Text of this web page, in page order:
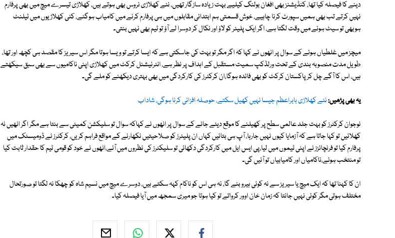
دینے کا فیصلہ کیا تھا، کنڈیشنز بھی افغان بولنگ کیلیے بہت زیادہ سازگار تھیں، نئے کھلاڑی نروس بھی ہوتے ہیں، کھلاڑی تیسرے میچ میں بھی پرفارم
نہیں کرتے تب بھی ہمیں سپورٹ کرنا چاہیے، خوش قسمتی ہم ابتدائی مقابلوں میں ہی پرفارم کرنے میں کامیاب ہوگئے، کئی کھلاڑیوں میں ٹیلنٹ
ہوبھی تو سیٹ ہونے میں وقت لگتا ہے، اگر ایک پلیئر کو لاؤ اور نکال کر دوسرا لے آؤ تو ٹیم بھی نہیں بنتی۔
میچز میں غلطیاں ہونے کے سوال پر انھوں نے کہا کہ اگر مگر تو بہت کی جاسکتی ہے کہ ایسا کرتے تو ویسا ہوتا مگر اس سیریز کا مقصد ہی کچھ اور تھا،
طویل مدت منصوبہ بندی کے تحت ورلڈکپ سمیت مستقبل کے اہداف پر نظر ہے، انٹرنیشنل کرکٹ میں کھلاڑی اپنی ناکامیوں سے بھی سبق سیکھتے
ہیں، اس کا آگے چل کر پاکستان کرکٹ کو بھی فائدہ ہوگا،ان کرکٹرز کی کارکردگی میں بھی بہتری دیکھنے کو ملے گی۔
یہ بھی پڑھیں:نئے کھلاڑی بابراعظم جیسا نہیں کھیل سکتے، حوصلہ افزائی کرنا ہوگی، شاداب
نوجوان کرکٹرز کو بہت جلد عالمی سطح پر کھیلنے کا موقع دیئے جانے کے سوال پر انھوں نے کہاکہ سوال تو سلیکشن کمیٹی سے بنتا ہے مگر اگر انھیں نہ
کھلائیں تو کہا جاتا ہے کہ آزمایا کیوں نہیں جارہا، آپ ہی بتائیں کہاں ان پلیئرز کو صلاحیتیں نکھارنے کے مواقع فراہم کریں، کرکٹرز نے ڈومیسٹک میں
پرفارم کیا تو فرنچائزز نے اپنی ٹیموں میں لیا،پی ایس ایل میں کارکردگی دکھائی تو سلیکٹرز کی نظروں میں آئے،انھوں نے خود کو قومی ٹیم کا حقدار ثابت کیا
تو منتخب ہوئے،ناکامیاں اور کامیابیاں تو آئیں گی۔
ان کا کہنا تھا کہ ایک میچ یا سیریز سے نہ کوئی ہیرو بنے گا، نہ ہی اس کو ناکام کہہ سکتے ہیں، دوسرے میچ میں نسیم شاہ کو چھکا نہ لگتا تو صورتحال
مختلف ہوتی مگر کوئی نہیں جانتا کہ زمان خان اوور کرواتے تو کیا ہوتا جو میری سمجھ میں آیا فیصلہ کیا۔